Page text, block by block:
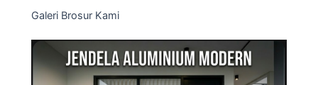
Galeri Brosur Kami